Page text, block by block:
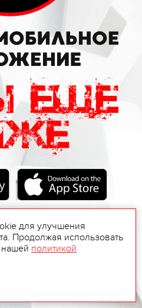
для улучшения
Продолжая использовать
нашей политикой